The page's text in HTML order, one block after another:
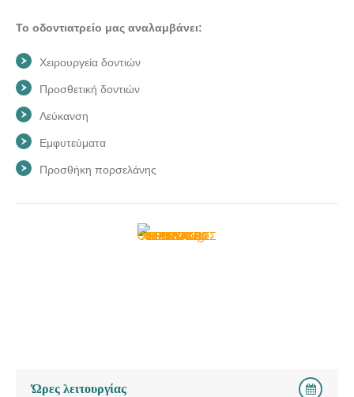
Το οδοντιατρείο μας αναλαμβάνει:
Χειρουργεία δοντιών
Προσθετική δοντιών
Λεύκανση
Εμφυτεύματα
Προσθήκη πορσελάνης
Ώρες λειτουργίας